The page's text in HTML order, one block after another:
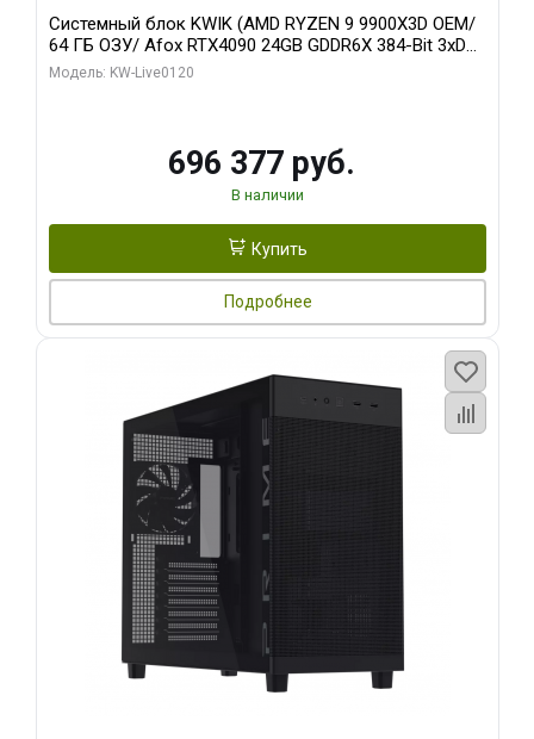
Системный блок KWIK (AMD RYZEN 9 9900X3D OEM/
64 ГБ ОЗУ/ Afox RTX4090 24GB GDDR6X 384-Bit 3xDP
HDMI ATX Turbo/ 1 ТБ SSD)
Модель: KW-Live0120
696 377 руб.
В наличии
Купить
Подробнее